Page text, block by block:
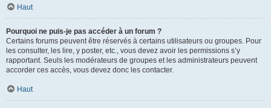
Haut
Pourquoi ne puis-je pas accéder à un forum ?
Certains forums peuvent être réservés à certains utilisateurs ou groupes. Pour
les consulter, les lire, y poster, etc., vous devez avoir les permissions s’y
rapportant. Seuls les modérateurs de groupes et les administrateurs peuvent
accorder ces accès, vous devez donc les contacter.
Haut